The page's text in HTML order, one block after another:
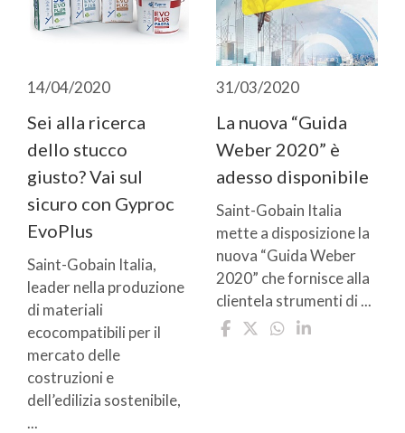
14/04/2020
Sei alla ricerca
dello stucco
giusto? Vai sul
sicuro con Gyproc
EvoPlus
Saint-Gobain Italia,
leader nella produzione
di materiali
ecocompatibili per il
mercato delle
costruzioni e
dell’edilizia sostenibile,
...
31/03/2020
La nuova “Guida
Weber 2020” è
adesso disponibile
Saint-Gobain Italia
mette a disposizione la
nuova “Guida Weber
2020” che fornisce alla
clientela strumenti di ...